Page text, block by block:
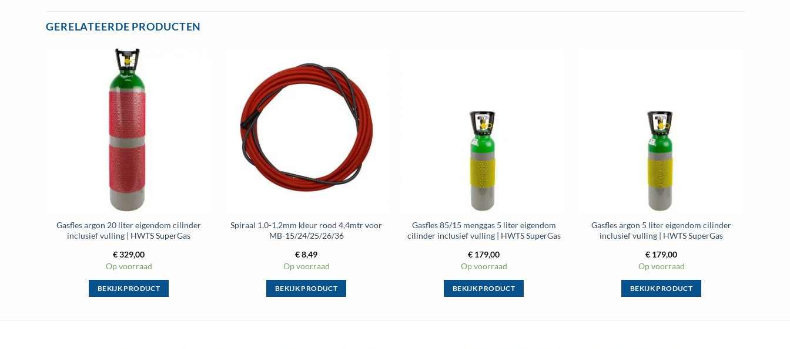
GERELATEERDE PRODUCTEN
Gasfles argon 20 liter eigendom cilinder
inclusief vulling | HWTS SuperGas
€329,00
Op voorraad
BEKIJK PRODUCT
Toevoegen
aan
wenslijst
Spiraal 1,0-1,2mm kleur rood 4,4mtr voor
MB-15/24/25/26/36
€8,49
Op voorraad
BEKIJK PRODUCT
Gasfles 85/15 menggas 5 liter eigendom
cilinder inclusief vulling | HWTS SuperGas
€ 179,00
Op voorraad
BEKIJK PRODUCT
Gasfles argon 5 liter eigendom cilinder
inclusief vulling | HWTS SuperGas
€ 179,00
Op voorraad
BEKIJK PRODUCT